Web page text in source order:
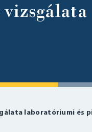
laboratóriumi és